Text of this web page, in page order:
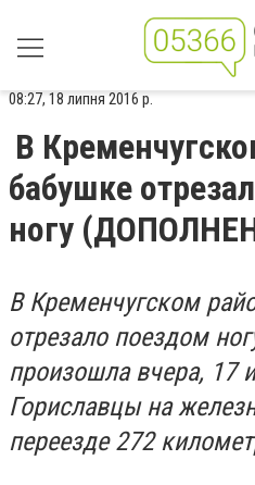
08:27, 18 липня 2016 р.
В
бабушке
ногу
В Кременчугском
отрезало поездом
произошла вчера, 17
Гориславцы на
переезде 272